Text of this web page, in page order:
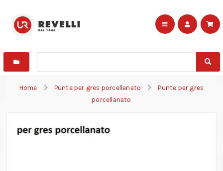
Home Punte per gres porcellanato
Punte per gres
porcellanato